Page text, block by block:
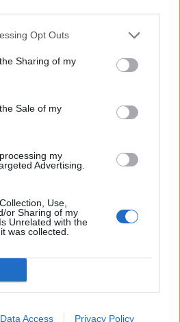
Opt Outs
Sharing of my
Sale of my
my
Advertising.
Use,
or Sharing of my
Unrelated with the
was collected.
Data Access Privacy Policy
surullinen kooste